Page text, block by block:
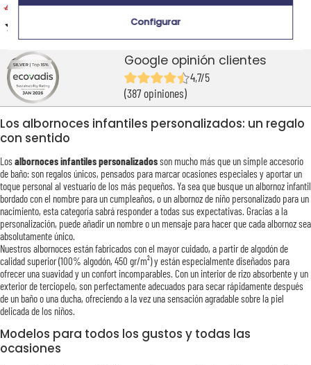
43,90 €30,73 €
44,90 €
Google opinión clientes
4,7/5
(387 opiniones)
Los albornoces infantiles personalizados: un regalo
con sentido
Losalbornoces infantiles personalizadosson mucho más que un simple accesorio
de baño: son regalos únicos, pensados para marcar ocasiones especiales y aportar un
toque personal al vestuario de los más pequeños. Ya sea que busque un albornoz infantil
bordado con el nombre para un cumpleaños, o un albornoz de niño personalizado para un
nacimiento, esta categoría sabrá responder a todas sus expectativas. Gracias a la
personalización, puede añadir un nombre o un mensaje para hacer que cada albornoz sea
absolutamente único.
Nuestros albornoces están fabricados con el mayor cuidado, a partir de algodón de
calidad superior (100% algodón, 450 gr/m²) y están especialmente diseñados para
ofrecer una suavidad y un confort incomparables. Con un interior de rizo absorbente y un
exterior de terciopelo, son perfectamente adecuados para secar rápidamente después
de un baño o una ducha, ofreciendo a la vez una sensación agradable sobre la piel
delicada de los niños.
Modelos para todos los gustos y todas las
ocasiones
Configurar